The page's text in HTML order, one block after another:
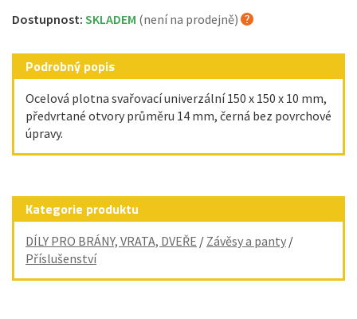
Dostupnost: SKLADEM (není na prodejně)
Podrobný popis
Ocelová plotna svařovací univerzální 150 x 150 x 10 mm,
předvrtané otvory průměru 14 mm, černá bez povrchové
úpravy.
Kategorie produktu
DÍLY PRO BRÁNY, VRATA, DVEŘE / Závěsy a panty /
Příslušenství